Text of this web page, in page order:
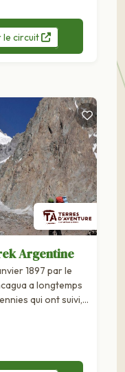
le circuit
Argentine
1897 par le
a longtemps
qui ont suivi,